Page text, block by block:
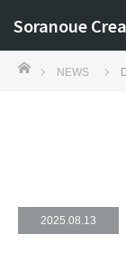
Soranoue
ホームNEWS
2025.08.13